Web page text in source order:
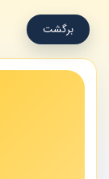
برگشت